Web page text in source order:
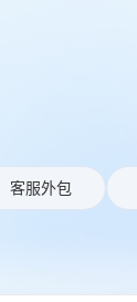
客服外包